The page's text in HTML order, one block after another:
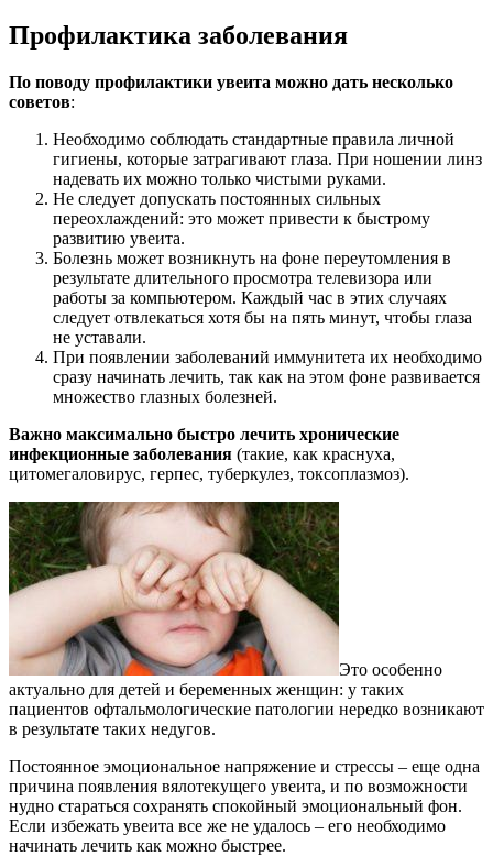
Профилактика заболевания
По поводу профилактики увеита можно дать несколько
советов:
Необходимо соблюдать стандартные правила личной
гигиены, которые затрагивают глаза. При ношении линз
надевать их можно только чистыми руками.
Не следует допускать постоянных сильных
переохлаждений: это может привести к быстрому
развитию увеита.
Болезнь может возникнуть на фоне переутомления в
результате длительного просмотра телевизора или
работы за компьютером. Каждый час в этих случаях
следует отвлекаться хотя бы на пять минут, чтобы глаза
не уставали.
При появлении заболеваний иммунитета их необходимо
сразу начинать лечить, так как на этом фоне развивается
множество глазных болезней.
Важно максимально быстро лечить хронические
инфекционные заболевания (такие, как краснуха,
цитомегаловирус, герпес, туберкулез, токсоплазмоз).
Это особенно
актуально для детей и беременных женщин: у таких
пациентов офтальмологические патологии нередко возникают
в результате таких недугов.
Постоянное эмоциональное напряжение и стрессы – еще одна
причина появления вялотекущего увеита, и по возможности
нудно стараться сохранять спокойный эмоциональный фон.
Если избежать увеита все же не удалось – его необходимо
начинать лечить как можно быстрее.